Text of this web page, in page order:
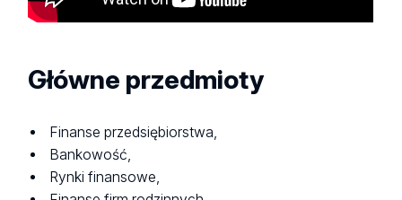
Główne przedmioty
Finanse przedsiębiorstwa,
Bankowość,
Rynki finansowe,